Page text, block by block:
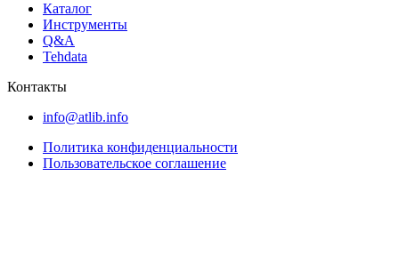
Каталог
Инструменты
Q&A
Tehdata
Контакты
info@atlib.info
Политика конфиденциальности
Пользовательское соглашение